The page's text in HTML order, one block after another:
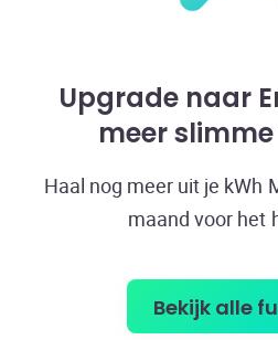
Upgrade naar
meer
Haal nog meer uit je kWh
maand voor het
Bekijk alle